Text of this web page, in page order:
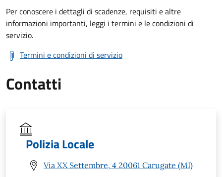
Per conoscere i dettagli di scadenze, requisiti e altre
informazioni importanti, leggi i termini e le condizioni di
servizio.
Termini e condizioni di servizio
Contatti
Polizia Locale
Via XX Settembre, 4 20061 Carugate (MI)